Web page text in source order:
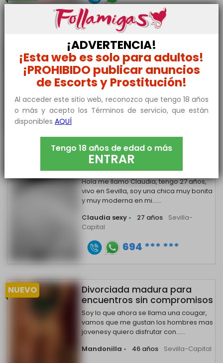
ONLINE
Busco contactos discretos
en Toledo-Capital
Busco relaciones discretas normales
con chicos jóvenes que sepan lo que
quieren no me fió......
Vanessa277• 27 años Sevilla-Capital
Claudia sexy morbosa
Hola me llamo Claudia, tengo 27 años,
vivo en Sevilla, soy una chica muy bonita
y muy moderna en mi......
Claudia sexy • 27 años
Sevilla-
Capital
694 *** ***
NUEVO
Divorciada madura para
encuentros sin compromisos
Soy lo que ahora se llama una cougar,
vamos que me gustan los hombres mas
jovenesy quiero disfrutar con......
Mandonilla • 46 años Sevilla-Capital
¡ADVERTENCIA!
¡Esta web es solo para adultos!
¡PROHIBIDO publicar anuncios
de Escorts y Prostitución!
Al acceder este sitio web, reconozco que tengo 18 años
o más y acepto los Términos de servicio, que están
disponibles AQUÍ
Tengo 18 años de edad o más
ENTRAR